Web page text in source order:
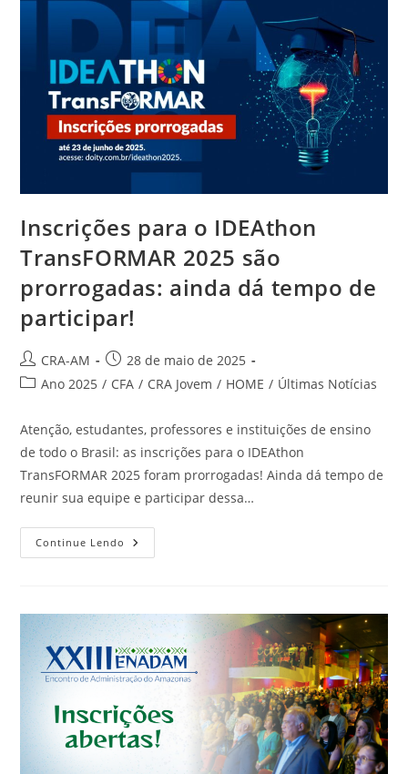
Inscrições para o IDEAthon
TransFORMAR 2025 são
prorrogadas: ainda dá tempo de
participar!
CRA-AM
28 de maio de 2025
Ano 2025 / CFA / CRA Jovem / HOME / Últimas Notícias
Atenção, estudantes, professores e instituições de ensino
de todo o Brasil: as inscrições para o IDEAthon
TransFORMAR 2025 foram prorrogadas! Ainda dá tempo de
reunir sua equipe e participar dessa…
Continue Lendo